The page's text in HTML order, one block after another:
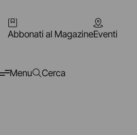
Abbonati al MagazineEventi
Menu Cerca